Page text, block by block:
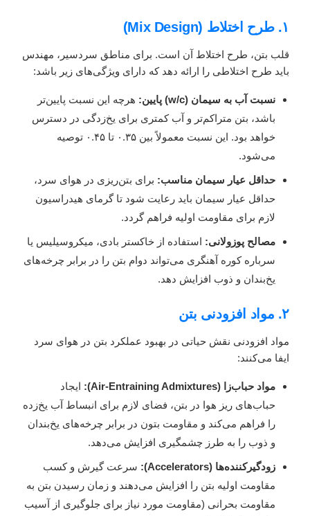
۱. طرح اختلاط (Mix Design)
قلب بتن، طرح اختلاط آن است. برای مناطق سردسیر، مهندس
باید طرح اختلاطی را ارائه دهد که دارای ویژگی‌های زیر باشد:
نسبت آب به سیمان (w/c) پایین:
هرچه این نسبت پایین‌تر
باشد، بتن متراکم‌تر و آب کمتری برای یخ‌زدگی در دسترس
خواهد بود. این نسبت معمولاً بین ۰.۳۵ تا ۰.۴۵ توصیه
می‌شود.
حداقل عیار سیمان مناسب: برای بتن‌ریزی در هوای سرد،
حداقل عیار سیمان باید رعایت شود تا گرمای هیدراسیون
لازم برای مقاومت اولیه فراهم گردد.
مصالح پوزولانی: استفاده از خاکستر بادی، میکروسیلیس یا
سرباره کوره آهنگری می‌تواند دوام بتن را در برابر چرخه‌های
یخ‌بندان و ذوب افزایش دهد.
۲. مواد افزودنی بتن
مواد افزودنی نقش حیاتی در بهبود عملکرد بتن در هوای سرد
ایفا می‌کنند:
مواد حباب‌زا (Air-Entraining Admixtures):
ایجاد
حباب‌های ریز هوا در بتن، فضای لازم برای انبساط آب یخ‌زده
را فراهم می‌کند و مقاومت بتون در برابر چرخه‌های یخ‌بندان
و ذوب را به طرز چشمگیری افزایش می‌دهد.
زودگیرکننده‌ها (Accelerators):
سرعت گیرش و کسب
مقاومت اولیه بتن را افزایش می‌دهند و زمان رسیدن بتن به
مقاومت بحرانی (مقاومت مورد نیاز برای جلوگیری از آسیب